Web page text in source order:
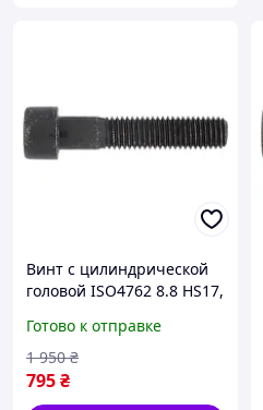
Винт с цилиндрической
головой ISO4762 8.8 HS17,
WURTH ( арт. 008220120 )
Готово к отправке
795₴
1 950 ₴